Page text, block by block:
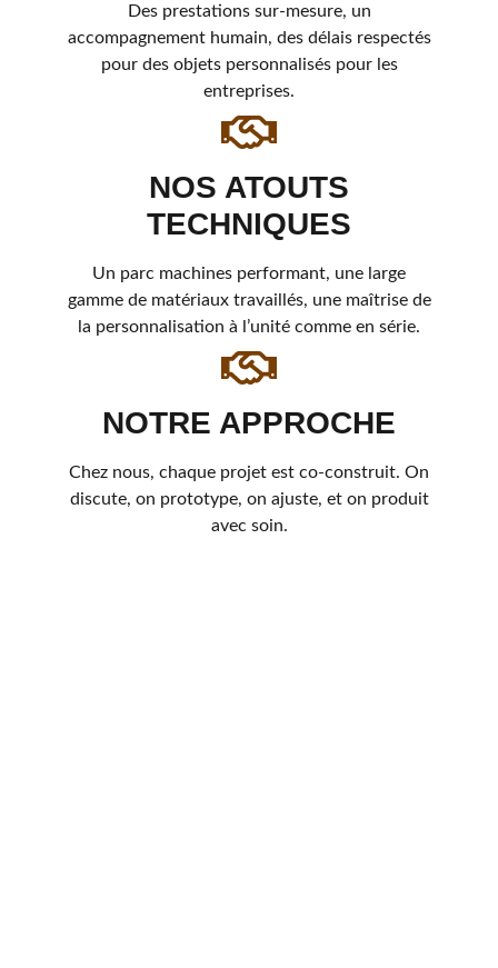
Des prestations sur-mesure, un
accompagnement humain, des délais respectés
pour des objets personnalisés pour les
entreprises.
NOS ATOUTS
TECHNIQUES
Un parc machines performant, une large
gamme de matériaux travaillés, une maîtrise de
la personnalisation à l’unité comme en série.
NOTRE APPROCHE
Chez nous, chaque projet est co-construit. On
discute, on prototype, on ajuste, et on produit
avec soin.